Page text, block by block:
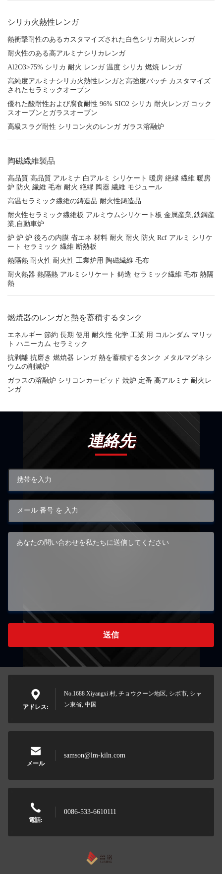
シリカ火熱性レンガ
熱衝撃耐性のあるカスタマイズされた白色シリカ耐火レンガ
耐火性のある高アルミナシリカレンガ
Al2O3>75% シリカ 耐火 レンガ 温度 シリカ 燃焼 レンガ
高純度アルミナシリカ火熱性レンガと高強度バッチ カスタマイズ
されたセラミックオーブン
優れた酸耐性および腐食耐性 96% SIO2 シリカ 耐火レンガ コック
スオーブンとガラスオーブン
高級スラグ耐性 シリコン火のレンガ ガラス溶融炉
陶磁繊維製品
高品質 高品質 アルミナ 白アルミ シリケート 暖房 絶縁 繊維 暖房
炉 防火 繊維 毛布 耐火 絶縁 陶器 繊維 モジュール
高温セラミック繊維の鋳造品 耐火性鋳造品
耐火性セラミック繊維板 アルミウムシリケート板 金属産業,鉄鋼産
業,自動車炉
炉 炉 炉 後ろの内膜 省エネ 材料 耐火 耐火 防火 Rcf アルミ シリケ
ート セラミック 繊維 断熱板
熱隔熱 耐火性 耐火性 工業炉用 陶磁繊維 毛布
耐火熱器 熱隔熱 アルミシリケート 鋳造 セラミック繊維 毛布 熱隔
熱
燃焼器のレンガと熱を蓄積するタンク
エネルギー 節約 長期 使用 耐久性 化学 工業 用 コルンダム マリッ
ト ハニーカム セラミック
抗剥離 抗磨き 燃焼器 レンガ 熱を蓄積するタンク メタルマグネシ
ウムの削減炉
ガラスの溶融炉 シリコンカービッド 焼炉 定番 高アルミナ 耐火レ
ンガ
連絡先
送信
アドレス:
No.1688 Xiyangxi 村, チョウクーン地区, シボ市, シャ
ン東省, 中国
メール
samson@lm-kiln.com
電話:
0086-533-6610111